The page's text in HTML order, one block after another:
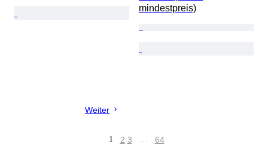
mindestpreis)
Weiter
1 2 3 … 64